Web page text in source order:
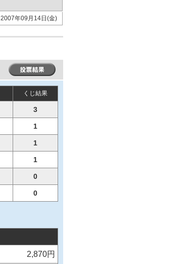
2007年09月14日(金)
くじ結果
3
1
1
1
0
0
2,870円